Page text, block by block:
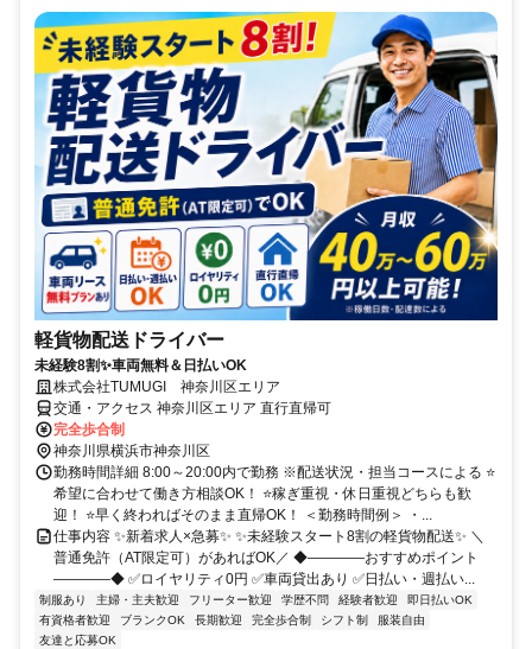
軽貨物配送ドライバー
未経験8割✨車両無料＆日払いOK
株式会社TUMUGI 神奈川区エリア
交通・アクセス 神奈川区エリア 直行直帰可
完全歩合制
神奈川県横浜市神奈川区
勤務時間詳細 8:00～20:00内で勤務 ※配送状況・担当コースによる ⭐
希望に合わせて働き方相談OK！ ⭐稼ぎ重視・休日重視どちらも歓
迎！ ⭐早く終わればそのまま直帰OK！ ＜勤務時間例＞ ・...
仕事内容 ✨新着求人×急募✨ ✨未経験スタート8割の軽貨物配送✨ ＼
普通免許（AT限定可）があればOK／ ◆――――おすすめポイント
――――◆ ✅ロイヤリティ0円 ✅車両貸出あり ✅日払い・週払い...
制服あり 主婦・主夫歓迎 フリーター歓迎 学歴不問 経験者歓迎
即日払いOK
有資格者歓迎
ブランクOK 長期歓迎 完全歩合制 シフト制
服装自由
友達と応募OK